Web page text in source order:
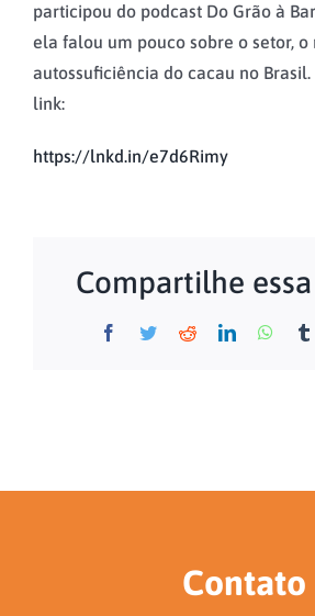
participou do podcast Do Grão à
ela falou um pouco sobre o setor, o
autossuficiência do cacau no
link:
https://lnkd.in/e7d6Rimy
Compartilhe
Facebook
TwitterRedditLinkedIn
Contato